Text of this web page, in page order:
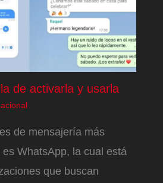
de activarla y usarla
de mensajería más
WhatsApp, la cual está
que buscan